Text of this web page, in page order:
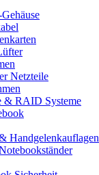
Netzteile
& RAID Systeme
Handgelenkauflagen